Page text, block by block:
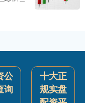
公
询
十大正
规实盘